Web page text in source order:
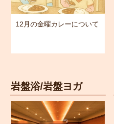
12月の金曜カレーについて
岩盤浴/岩盤ヨガ